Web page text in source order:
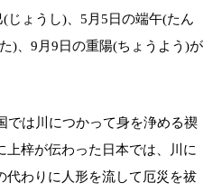
じょうし)、5月5日の端午(たん
)、9月9日の重陽(ちょうよう)が
は川につかって身を浄める禊
上梓が伝わった日本では、川に
代わりに人形を流して厄災を祓